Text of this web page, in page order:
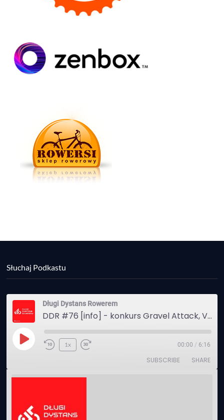
Słuchaj Podkastu
Długi Dystans Rowerem
DDR #76 [info] - konkurs Gravel Attack, Varmia Gravel, Bike Expo, Inspire India Ultra Race
Play
1x 00:00 / 6:16
SUBSCRIBE SHARE